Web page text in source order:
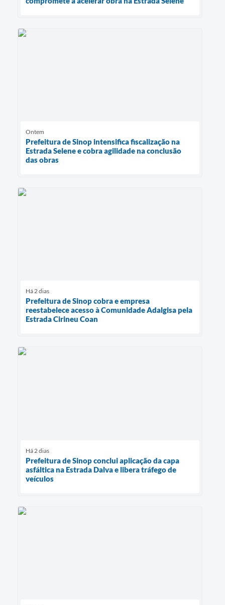
Ontem
Prefeitura de Sinop intensifica fiscalização na
Estrada Selene e cobra agilidade na conclusão
das obras
Há 2 dias
Prefeitura de Sinop cobra e empresa
reestabelece acesso à Comunidade Adalgisa pela
Estrada Cirineu Coan
Há 2 dias
Prefeitura de Sinop conclui aplicação da capa
asfáltica na Estrada Dalva e libera tráfego de
veículos